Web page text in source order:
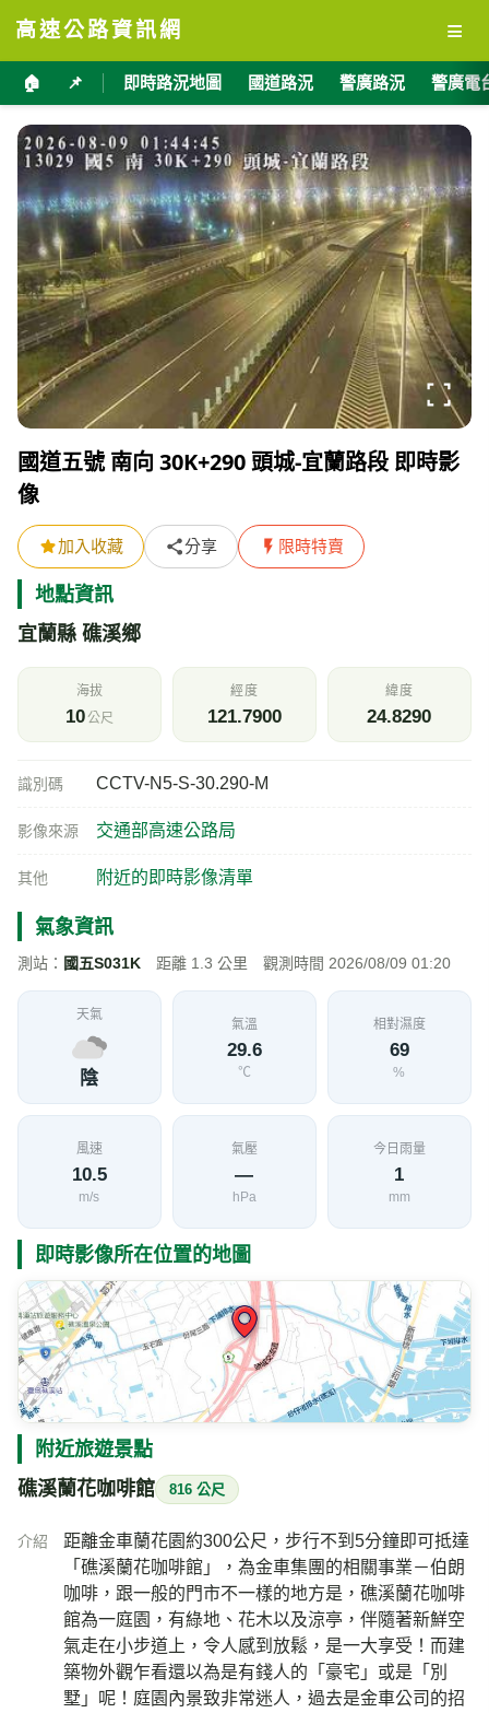
高速公路資訊網 ≡
🏠 📌 即時路況地圖 國道路況 警廣路況 警廣電
國道五號 南向 30K+290 頭城-宜蘭路段 即時影
像
加入收藏 分享 限時特賣
地點資訊
宜蘭縣 礁溪鄉
海拔
10公尺
經度
121.7900
緯度
24.8290
識別碼 CCTV-N5-S-30.290-M
影像來源 交通部高速公路局
其他 附近的即時影像清單
氣象資訊
測站： 國五S031K 距離 1.3 公里 觀測時間 2026/08/09 01:20
天氣
陰
氣溫
29.6
℃
相對濕度
69
%
風速
10.5
m/s
氣壓
—
hPa
今日雨量
1
mm
即時影像所在位置的地圖
附近旅遊景點
礁溪蘭花咖啡館 816 公尺
介紹
距離金車蘭花園約300公尺，步行不到5分鐘即可抵達
「礁溪蘭花咖啡館」，為金車集團的相關事業－伯朗
咖啡，跟一般的門市不一樣的地方是，礁溪蘭花咖啡
館為一庭園，有綠地、花木以及涼亭，伴隨著新鮮空
氣走在小步道上，令人感到放鬆，是一大享受！而建
築物外觀乍看還以為是有錢人的「豪宅」或是「別
墅」呢！庭園內景致非常迷人，過去是金車公司的招